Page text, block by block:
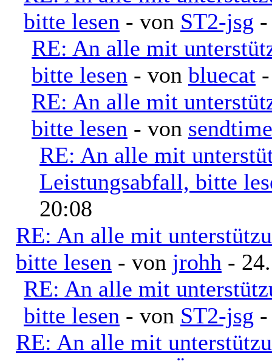
bitte lesen - von ST2-jsg
RE: An alle mit
bitte lesen - von bluecat
RE: An alle mit
bitte lesen - von sendtime
RE: An alle mit
Leistungsabfall, bitte
20:08
RE: An alle mit
bitte lesen - von jrohh -
RE: An alle mit
bitte lesen - von ST2-jsg
RE: An alle mit